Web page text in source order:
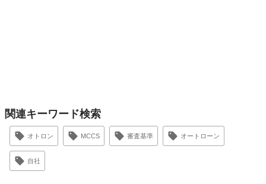
関連キーワード検索
オトロン MCCS 審査基準 オートローン
自社